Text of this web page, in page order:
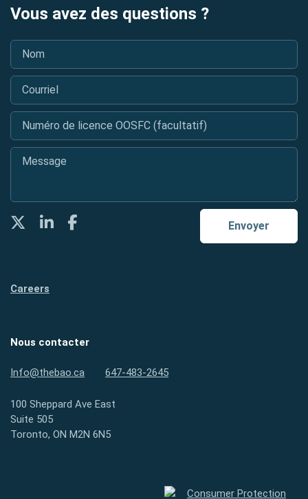
Vous avez des questions ?
Nom
Courriel
Numéro de licence OOSFC (facultatif)
Message
Envoyer
TwitterLinkedInFacebook
Careers
Nous contacter
Info@thebao.ca 647-483-2645
100 Sheppard Ave East
Suite 505
Toronto, ON M2N 6N5
Protection des